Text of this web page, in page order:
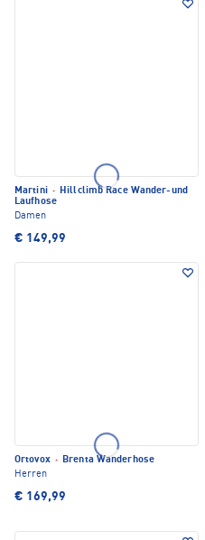
Martini · Hillclimb Race Wander-und
Laufhose
Damen
€ 149,99
Ortovox · Brenta Wanderhose
Herren
€ 169,99